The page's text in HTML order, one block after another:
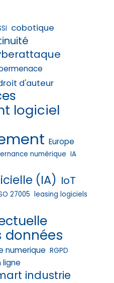
cobotique
d'auteur
logiciel
Europe
numérique IA
(IA) IoT
27005 leasing logiciels
données
numerique RGPD
ligne
industrie